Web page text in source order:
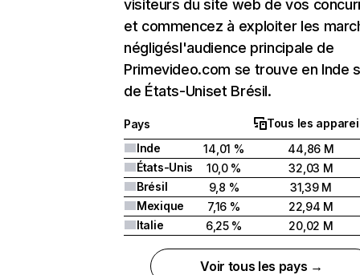
visiteurs du site web de vos
et commencez à exploiter les
négligésl'audience principale de
Primevideo.com se trouve en Inde
de États-Uniset Brésil.
Pays
Tous les
Inde
14,01 %
44,86 M
États-Unis
10,0 %
32,03 M
Brésil
9,8 %
31,39 M
Mexique
7,16 %
22,94 M
Italie
6,25 % 20,02 M
Voir tous les pays →